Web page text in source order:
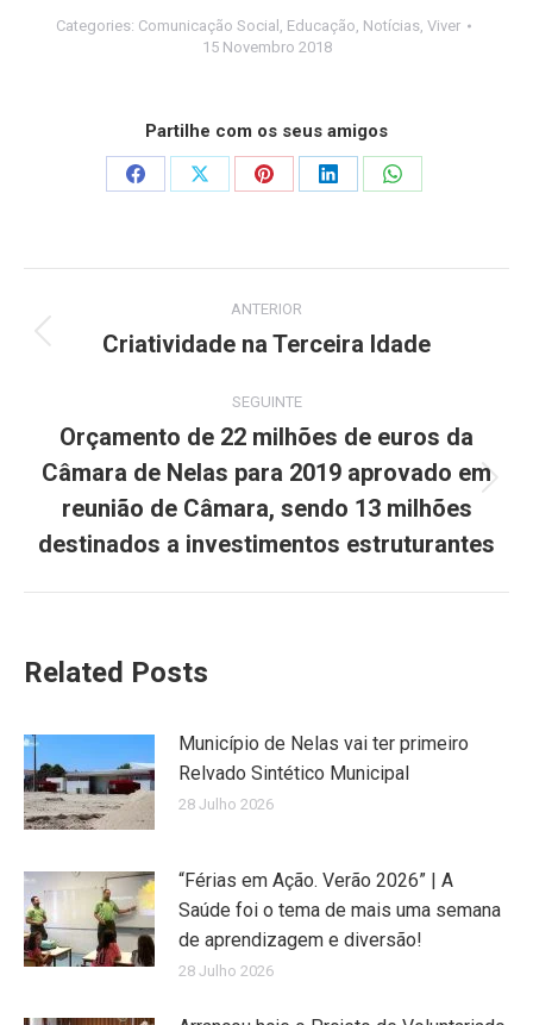
Categories: Comunicação Social , Educação, Notícias, Viver
15 Novembro 2018
Partilhe com os seus amigos
Share
Share
Share
Share
Share
navigation
ANTERIOR
Previous
Criatividade na Terceira Idade
SEGUINTE
post:
Orçamento de 22 milhões de euros da
Câmara de Nelas para 2019 aprovado em
reunião de Câmara, sendo 13 milhões
destinados a investimentos estruturantes
Related Posts
Município de Nelas vai ter primeiro
Relvado Sintético Municipal
28 Julho 2026
“Férias em Ação. Verão 2026” | A
Saúde foi o tema de mais uma semana
de aprendizagem e diversão!
28 Julho 2026